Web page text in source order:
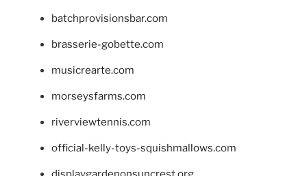
batchprovisionsbar.com
brasserie-gobette.com
musicrearte.com
morseysfarms.com
riverviewtennis.com
official-kelly-toys-squishmallows.com